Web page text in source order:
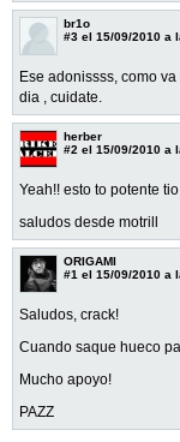
br1o
#3 el 15/09/2010 a
Ese adonissss, como
dia , cuidate.
herber
#2 el 15/09/2010 a
Yeah!! esto to potente
saludos desde motrill
ORIGAMI
#1 el 15/09/2010 a
Saludos, crack!
Cuando saque hueco
Mucho apoyo!
PAZZ